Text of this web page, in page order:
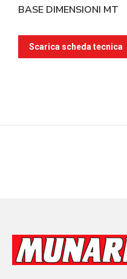
BASE DIMENSIONI MT
Scarica scheda tecnica